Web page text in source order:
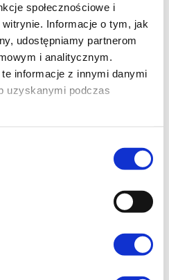
społecznościowe i
Informacje o tym, jak
udostępniamy partnerom
i analitycznym.
informacje z innymi danymi
uzyskanymi podczas
fitness, dzięki czemu
sprzętu i
treningu.